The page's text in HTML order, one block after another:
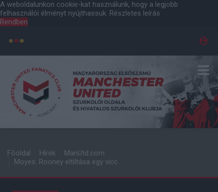
A weboldalunkon cookie-kat használunk, hogy a legjobb
felhasználói élményt nyújthassuk. Részletes leírás
Rendben
Főoldal Hírek
ManUtd.com
Moyes: Rooney eltiltása egy vicc